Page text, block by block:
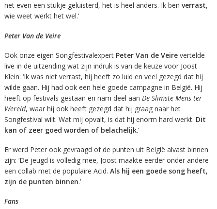
net even een stukje geluisterd, het is heel anders. Ik ben verrast,
wie weet werkt het wel.’
Peter Van de Veire
Ook onze eigen Songfestivalexpert Peter Van de Veirevertelde
live in de uitzending wat zijn indruk is van de keuze voor Joost
Klein: ‘Ik was niet verrast, hij heeft zo luid en veel gezegd dat hij
wilde gaan. Hij had ook een hele goede campagne in België. Hij
heeft op festivals gestaan en nam deel aan De Slimste Mens ter
Wereld, waar hij ook heeft gezegd dat hij graag naar het
Songfestival wilt. Wat mij opvalt, is dat hij enorm hard werkt. Dit
kan of zeer goed worden of belachelijk.’
Er werd Peter ook gevraagd of de punten uit België alvast binnen
zijn: ‘De jeugd is volledig mee, Joost maakte eerder onder andere
een collab met de populaire Acid. Als hij een goede song heeft,
zijn de punten binnen.’
Fans